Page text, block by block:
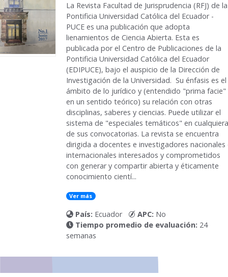
La Revista Facultad de Jurisprudencia (RFJ) de la
Pontificia Universidad Católica del Ecuador -
PUCE es una publicación que adopta
lienamientos de Ciencia Abierta. Esta es
publicada por el Centro de Publicaciones de la
Pontificia Universidad Católica del Ecuador
(EDIPUCE), bajo el auspicio de la Dirección de
Investigación de la Universidad. Su énfasis es el
ámbito de lo jurí­dico y (entendido "prima facie"
en un sentido teórico) su relación con otras
disciplinas, saberes y ciencias. Puede utilizar el
sistema de "especiales temáticos" en cualquiera
de sus convocatorias. La revista se encuentra
dirigida a docentes e investigadores nacionales
internacionales interesados y comprometidos
con generar y compartir abierta y éticamente
conocimiento cientí...
Ver más
País: Ecuador APC: No
Tiempo promedio de evaluación: 24
semanas